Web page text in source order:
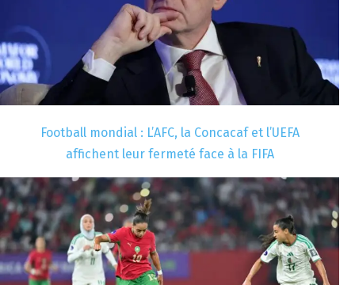
Football mondial : L’AFC, la Concacaf et l’UEFA
affichent leur fermeté face à la FIFA